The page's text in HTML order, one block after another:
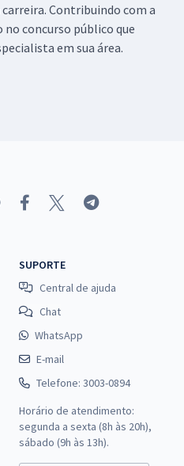
Contribuindo com a
no concurso público que
em sua área.
SUPORTE
Central de ajuda
Chat
WhatsApp
E-mail
Telefone: 3003-0894
Horário de atendimento:
segunda a sexta (8h às 20h),
sábado (9h às 13h).